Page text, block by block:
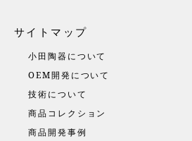
サイトマップ
小田陶器について
OEM開発について
技術について
商品コレクション
商品開発事例